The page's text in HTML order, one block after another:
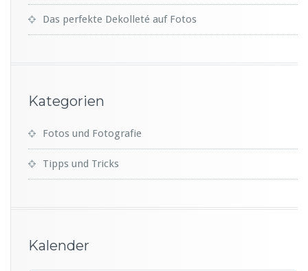
Das perfekte Dekolleté auf Fotos
Kategorien
Fotos und Fotografie
Tipps und Tricks
Kalender